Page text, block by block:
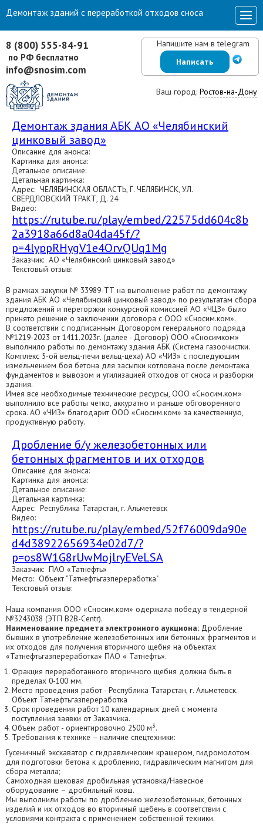
8 (800) 555-84-91
по РФ бесплатно
info@snosim.com
Напишите нам в telegram
Написать
Ваш город: Ростов-на-Дону
Демонтаж зданий с переработкой отходов сноса
Демонтаж здания АБК АО «Челябинский
цинковый завод»
Описание для анонса:
Картинка для анонса:
Детальное описание:
Детальная картинка:
Адрес: ЧЕЛЯБИНСКАЯ ОБЛАСТЬ, Г. ЧЕЛЯБИНСК, УЛ.
СВЕРДЛОВСКИЙ ТРАКТ, Д. 24
Видео:
https://rutube.ru/play/embed/22575dd604c8b
2a3918a66d8a04da45f/?
p=4lyppRHygV1e4OrvQUq1Mg
Заказчик: АО «Челябинский цинковый завод»
Текстовый отзыв:
В рамках закупки № 33989-ТТ на выполнение работ по демонтажу
здания АБК АО «Челябинский цинковый завод» по результатам сбора
предложений и переторжки конкурсной комиссией АО «ЧЦЗ» было
принято решение о заключении договора с ООО «Сносим.ком».
В соответствии с подписанным Договором генерального подряда
№1219-2023 от 1411.2023г. (далее - Договор) ООО «Сносимком»
выполнило работы по демонтажу здания АБК (Система газоочистки.
Комплекс 5-ой вельц-печи вельц-цеха) АО «ЧИЗ» с последующим
измельчением боя бетона для засыпки котлована после демонтажа
фундаментов и вывозом и утилизацией отходов от сноса и разборки
здания.
Имея все необходимые технические ресурсы, ООО «Сносим.ком»
выполнило все работы четко, аккуратно и раньше обговоренного
срока. АО «ЧИЗ» благодарит ООО «Сносим.ком» за качественную,
продуктивную работу.
Дробление б/у железобетонных или
бетонных фрагментов и их отходов
Описание для анонса:
Картинка для анонса:
Детальное описание:
Детальная картинка:
Адрес: Республика Татарстан, г. Альметевск
Видео:
https://rutube.ru/play/embed/52f76009da90e
d4d38922656934e02d7/?
p=os8W1G8rUwMojlryEVeLSA
Заказчик: ПАО «Татнефть»
Место: Объект "Татнефтьгазпереработка"
Текстовый отзыв:
Наша компания ООО «Сносим.ком» одержала победу в тендерной
№3243038 (ЭТП В2В-Centr).
Наименование предмета электронного аукциона: Дробление
бывших в употребление железобетонных или бетонных фрагментов и
их отходов для получения вторичного щебня на объектах
«Татнефтьгазпереработка» ПАО « Татнефть».
Фракция переработанного вторичного щебня должна быть в
пределах 0-100 мм.
Место проведения работ - Республика Татарстан, г. Альметевск.
Объект Татнефтьгазпереработка
Срок проведения работ 10 календарных дней с момента
поступления заявки от Заказчика.
Объем работ - ориентировочно 2500 м3.
Требования к технике – наличие спецтехники:
Гусеничный экскаватор с гидравлическим крашером, гидромолотом
для подготовки бетона к дроблению, гидравлическим магнитом для
сбора металла;
Самоходная щековая дробильная установка/Навесное
оборудование – дробильный ковш.
Мы выполнили работы по дроблению железобетонных, бетонных
изделий и их отходов во вторичный щебень в соответствии с
условиями контракта с применением собственной техники.